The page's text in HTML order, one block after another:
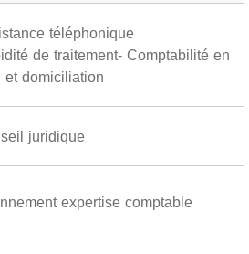
téléphonique
de traitement- Comptabilité en
et domiciliation
juridique
expertise comptable